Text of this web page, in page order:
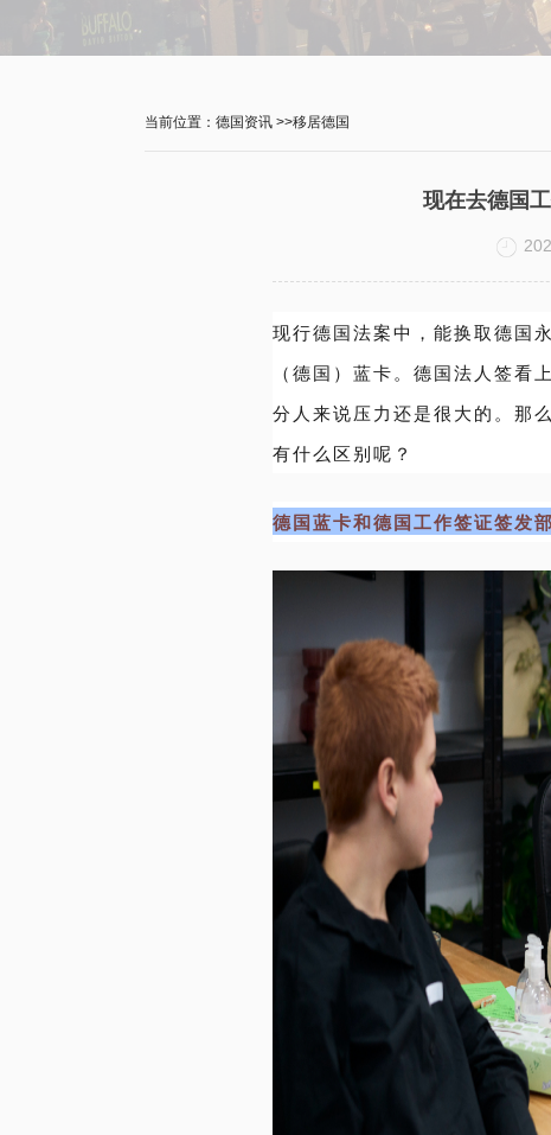
当前位置： 德国资讯 >>移居德国
现在去德国
现行德国法案中，能换取德国
（德国）蓝卡。 德国法人签看
分人来说压力还是很大的。 那
有什么区别呢？
德国蓝卡和德国工作签证签发